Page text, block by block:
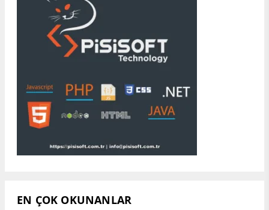
EN ÇOK OKUNANLAR